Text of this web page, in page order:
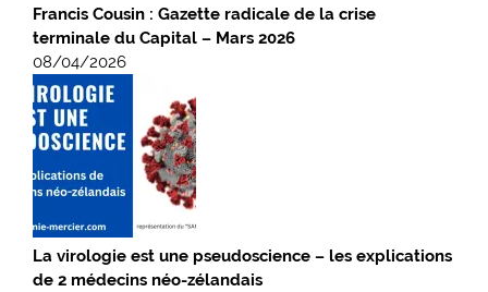
Francis Cousin : Gazette radicale de la crise
terminale du Capital – Mars 2026
08/04/2026
La virologie est une pseudoscience – les explications
de 2 médecins néo-zélandais